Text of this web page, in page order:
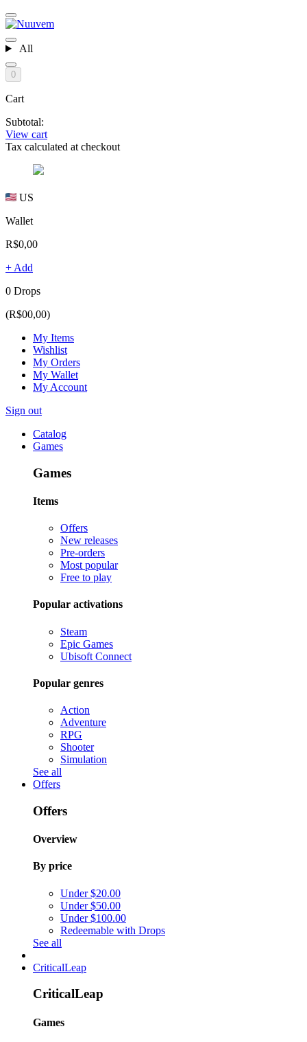
All
0
Cart
Subtotal:
View cart
Tax calculated at checkout
US
Wallet
R$0,00
+ Add
0 Drops
(R$00,00)
My Items
Wishlist
My Orders
My Wallet
My Account
Sign out
Catalog
Games
Games
Items
Offers
New releases
Pre-orders
Most popular
Free to play
Popular activations
Steam
Epic Games
Ubisoft Connect
Popular genres
Action
Adventure
RPG
Shooter
Simulation
See all
Offers
Offers
Overview
By price
Under $20.00
Under $50.00
Under $100.00
Redeemable with Drops
See all
CriticalLeap
CriticalLeap
Games